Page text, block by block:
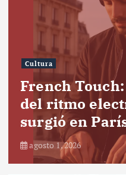
Cultura
French
del ritmo
surgió en
agosto 1, 2026